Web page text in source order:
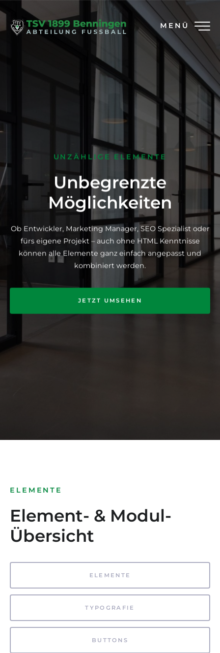
MENÜ
UNZÄHLIGE ELEMENTE
Unbegrenzte
Möglichkeiten
Ob Entwickler, Marketing Manager, SEO Spezialist oder
fürs eigene Projekt – auch ohne HTML Kenntnisse
können alle Elemente ganz einfach angepasst und
kombiniert werden.
JETZT UMSEHEN
ELEMENTE
Element- & Modul-
Übersicht
ELEMENTE
TYPOGRAFIE
BUTTONS